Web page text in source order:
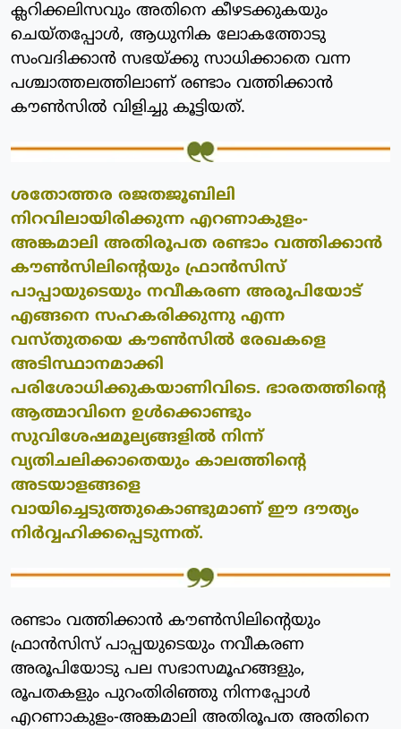
ക്ലറിക്കലിസവും അതിനെ കീഴടക്കുകയും
ചെയ്തപ്പോള്‍, ആധുനിക ലോകത്തോടു
സംവദിക്കാന്‍ സഭയ്ക്കു സാധിക്കാതെ വന്ന
പശ്ചാത്തലത്തിലാണ് രണ്ടാം വത്തിക്കാന്‍
കൗണ്‍സില്‍ വിളിച്ചു കൂട്ടിയത്.
ശതോത്തര രജതജൂബിലി
നിറവിലായിരിക്കുന്ന എറണാകുളം-
അങ്കമാലി അതിരൂപത രണ്ടാം വത്തിക്കാന്‍
കൗണ്‍സിലിന്റെയും ഫ്രാന്‍സിസ്
പാപ്പായുടെയും നവീകരണ അരൂപിയോട്
എങ്ങനെ സഹകരിക്കുന്നു എന്ന
വസ്തുതയെ കൗണ്‍സില്‍ രേഖകളെ
അടിസ്ഥാനമാക്കി
പരിശോധിക്കുകയാണിവിടെ. ഭാരതത്തിന്റെ
ആത്മാവിനെ ഉള്‍ക്കൊണ്ടും
സുവിശേഷമൂല്യങ്ങളില്‍ നിന്ന്
വ്യതിചലിക്കാതെയും കാലത്തിന്റെ
അടയാളങ്ങളെ
വായിച്ചെടുത്തുകൊണ്ടുമാണ് ഈ ദൗത്യം
നിര്‍വ്വഹിക്കപ്പെടുന്നത്.
രണ്ടാം വത്തിക്കാന്‍ കൗണ്‍സിലിന്റെയും
ഫ്രാന്‍സിസ് പാപ്പയുടെയും നവീകരണ
അരൂപിയോടു പല സഭാസമൂഹങ്ങളും,
രൂപതകളും പുറംതിരിഞ്ഞു നിന്നപ്പോള്‍
എറണാകുളം-അങ്കമാലി അതിരൂപത അതിനെ